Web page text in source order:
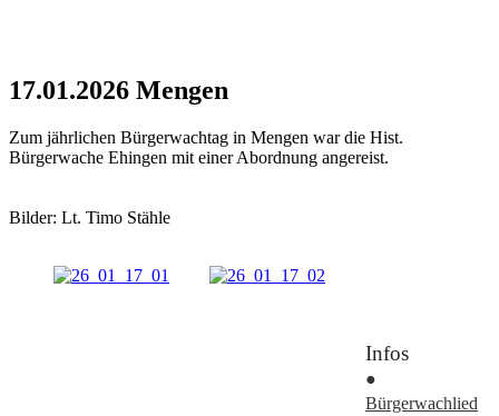
17.01.2026 Mengen
Zum jährlichen Bürgerwachtag in Mengen war die Hist.
Bürgerwache Ehingen mit einer Abordnung angereist.
Bilder: Lt. Timo Stähle
Infos
●
Bürgerwachlied